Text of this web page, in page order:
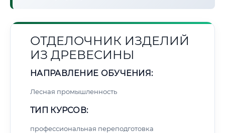
ОТДЕЛОЧНИК ИЗДЕЛИЙ
ИЗ ДРЕВЕСИНЫ
НАПРАВЛЕНИЕ ОБУЧЕНИЯ:
Лесная промышленность
ТИП КУРСОВ:
профессиональная переподготовка